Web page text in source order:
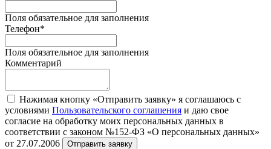
Поля обязательное для заполнения
Телефон*
Поля обязательное для заполнения
Комментарий
Нажимая кнопку «Отправить заявку» я соглашаюсь с
условиями Пользовательского соглашения и даю свое
согласие на обработку моих персональных данных в
соответствии с законом №152-ФЗ «О персональных данных»
от 27.07.2006
Отправить заявку